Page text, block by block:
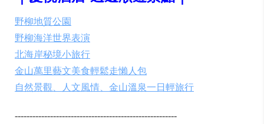
野柳地質公園
野柳海洋世界表演
北海岸秘境小旅行
金山萬里藝文美食輕鬆走懶人包
自然景觀、人文風情、金山溫泉一日輕旅行
-------------------------------------------------------